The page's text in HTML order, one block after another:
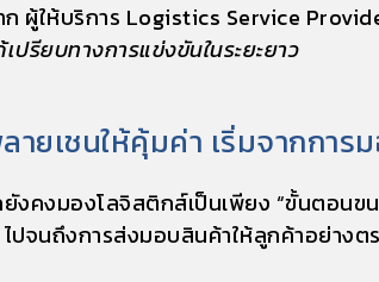
ผู้ให้บริการ Logistics Service
ปรียบทางการแข่งขันในระยะยาว
ยเชนให้คุ้มค่า เริ่มจากการ
งคงมองโลจิสติกส์เป็นเพียง “ขั้นตอนข
ปจนถึงการส่งมอบสินค้าให้ลูกค้าอย่างต